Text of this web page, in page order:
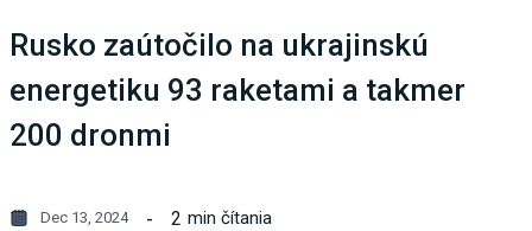
Rusko zaútočilo na ukrajinskú
energetiku 93 raketami a takmer
200 dronmi
Dec 13, 2024 2 min čítania